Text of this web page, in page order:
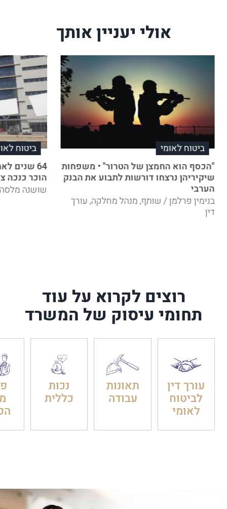
אולי יעניין אותך
ביטוח לאומי
"הכסף הוא החמצן של הטרור" • משפחות
שיקיריהן נרצחו דורשות לתבוע את הבנק
הערבי
בנימין פרלמן / שותף, מנהל מחלקה, עורך
דין
ביטוח
הוכר כנכה
שושנה
רוצים לקרוא על עוד
תחומי עיסוק של המשרד
עורך דין
לביטוח
לאומי
תאונות
עבודה
נכות
כללית